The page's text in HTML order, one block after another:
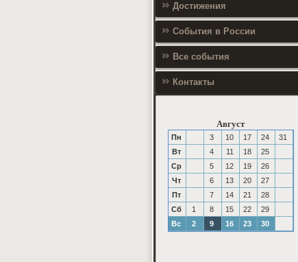
Достижения
События в России
Все события
Контакты
Август
Пн 3 10 17 24
31
Вт
4 11 18
25
Ср
5 12 19
26
Чт
6 13 20
27
Пт
7 14 21
28
Сб
1 8 15 22
29
Вс
2 9 16 23 30